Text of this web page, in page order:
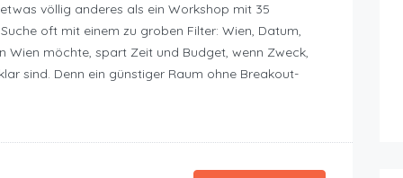
völlig anderes als ein Workshop mit 35
oft mit einem zu groben Filter: Wien, Datum,
Wien möchte, spart Zeit und Budget, wenn Zweck,
sind. Denn ein günstiger Raum ohne Breakout-